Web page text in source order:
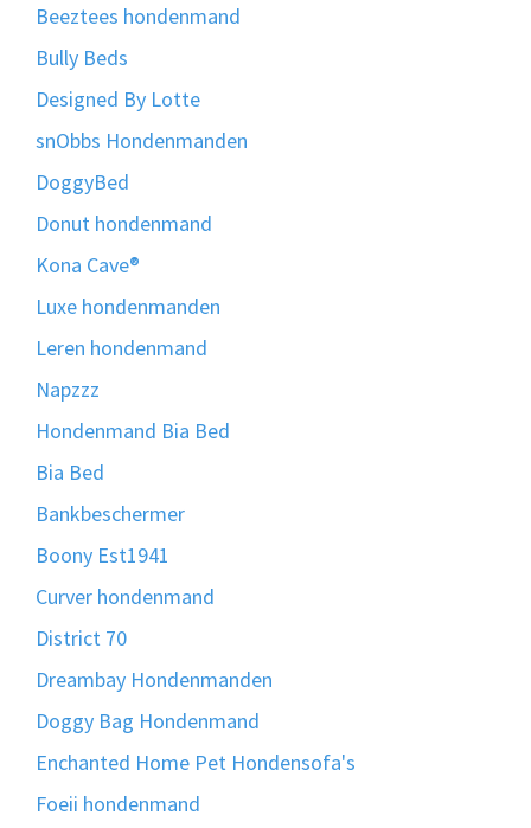
Beeztees hondenmand
Bully Beds
Designed By Lotte
snObbs Hondenmanden
DoggyBed
Donut hondenmand
Kona Cave®
Luxe hondenmanden
Leren hondenmand
Napzzz
Hondenmand Bia Bed
Bia Bed
Bankbeschermer
Boony Est1941
Curver hondenmand
District 70
Dreambay Hondenmanden
Doggy Bag Hondenmand
Enchanted Home Pet Hondensofa's
Foeii hondenmand